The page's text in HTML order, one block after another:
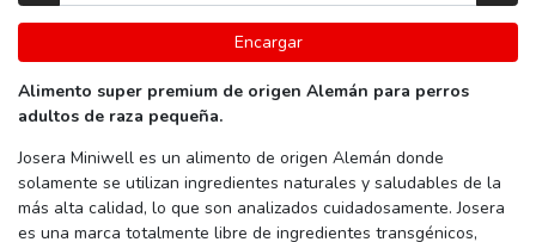
Encargar
Alimento super premium de origen Alemán para perros
adultos de raza pequeña.
Josera Miniwell es un alimento de origen Alemán donde
solamente se utilizan ingredientes naturales y saludables de la
más alta calidad, lo que son analizados cuidadosamente. Josera
es una marca totalmente libre de ingredientes transgénicos,